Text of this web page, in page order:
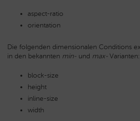
aspect-ratio
orientation
Die folgenden dimensionalen Conditions
in den bekannten min- und max- Varianten:
block-size
height
inline-size
width